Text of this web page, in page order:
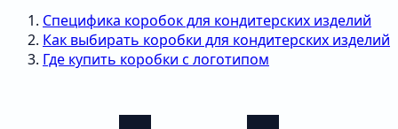
Специфика коробок для кондитерских изделий
Как выбирать коробки для кондитерских изделий
Где купить коробки с логотипом